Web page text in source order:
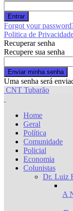
Forgot your
Politica de
Recuperar senha
Recupere sua senha
Uma senha será
CNT Tubarão
Home
Geral
Política
Comunidade
Policial
Economia
Colunistas
Dr. Luiz
A